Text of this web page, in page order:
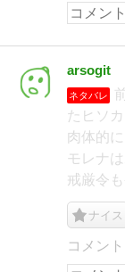
arsogit
ネタバレ
たヒソ
肉体的
モレナ
戒厳令
ナイス
コメン